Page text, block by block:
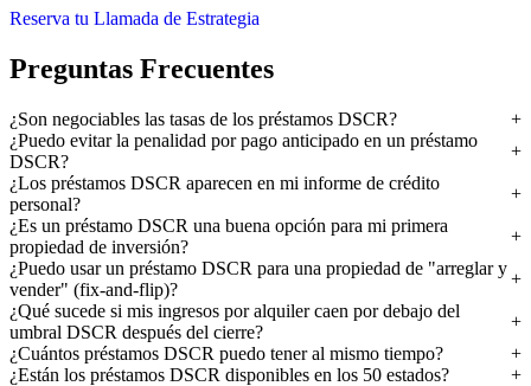
Reserva tu Llamada de Estrategia
Preguntas Frecuentes
¿Son negociables las tasas de los préstamos DSCR?
¿Puedo evitar la penalidad por pago anticipado en un préstamo
DSCR?
¿Los préstamos DSCR aparecen en mi informe de crédito
personal?
¿Es un préstamo DSCR una buena opción para mi primera
propiedad de inversión?
¿Puedo usar un préstamo DSCR para una propiedad de "arreglar y
vender" (fix-and-flip)?
¿Qué sucede si mis ingresos por alquiler caen por debajo del
umbral DSCR después del cierre?
¿Cuántos préstamos DSCR puedo tener al mismo tiempo?
¿Están los préstamos DSCR disponibles en los 50 estados?